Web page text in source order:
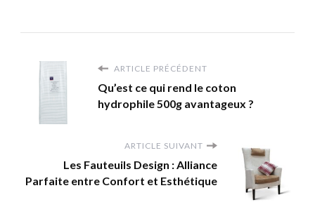
ARTICLE PRÉCÉDENT
Qu’est ce qui rend le coton
hydrophile 500g avantageux ?
ARTICLE SUIVANT
Les Fauteuils Design : Alliance
Parfaite entre Confort et Esthétique